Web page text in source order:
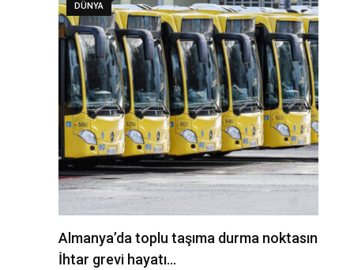
DÜNYA
Almanya’da toplu taşıma durma noktasında:
İhtar grevi hayatı…